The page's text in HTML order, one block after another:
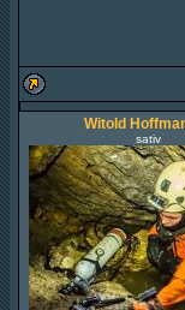
Witold
sativ